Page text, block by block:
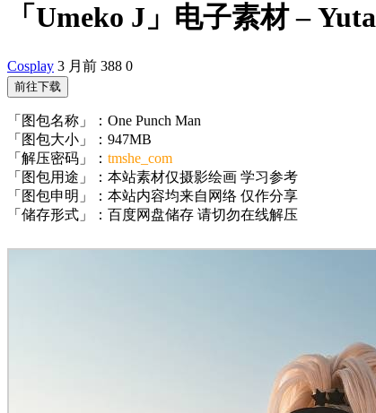
「Umeko J」电子素材 –
Cosplay 3 月前 388 0
前往下载
「图包名称」：One Punch Man
「图包大小」：947MB
「解压密码」： tmshe_com
「图包用途」：本站素材仅摄影绘画 学习参考
「图包申明」：本站内容均来自网络 仅作分享
「储存形式」：百度网盘储存 请切勿在线解压